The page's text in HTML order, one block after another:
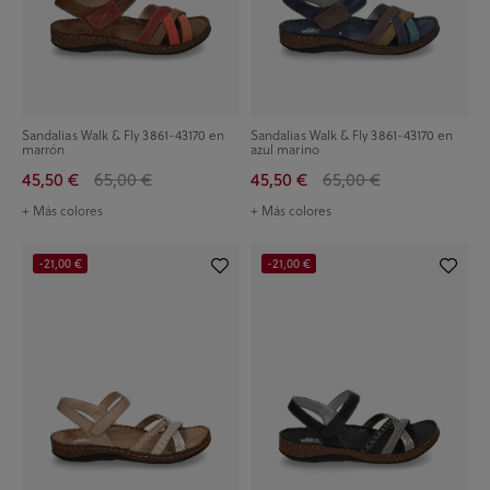
Sandalias Walk & Fly 3861-43170 en
marrón
45,50 € 65,00 €
+ Más colores
Sandalias Walk & Fly 3861-43170 en
azul marino
45,50 € 65,00 €
+ Más colores
-21,00 € -21,00 €